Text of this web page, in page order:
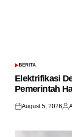
POSTED
BERITA
Elektrifikasi
Pemerintah
Posted
August 5, 2026